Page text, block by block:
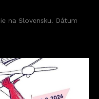
na Slovensku. Dátum